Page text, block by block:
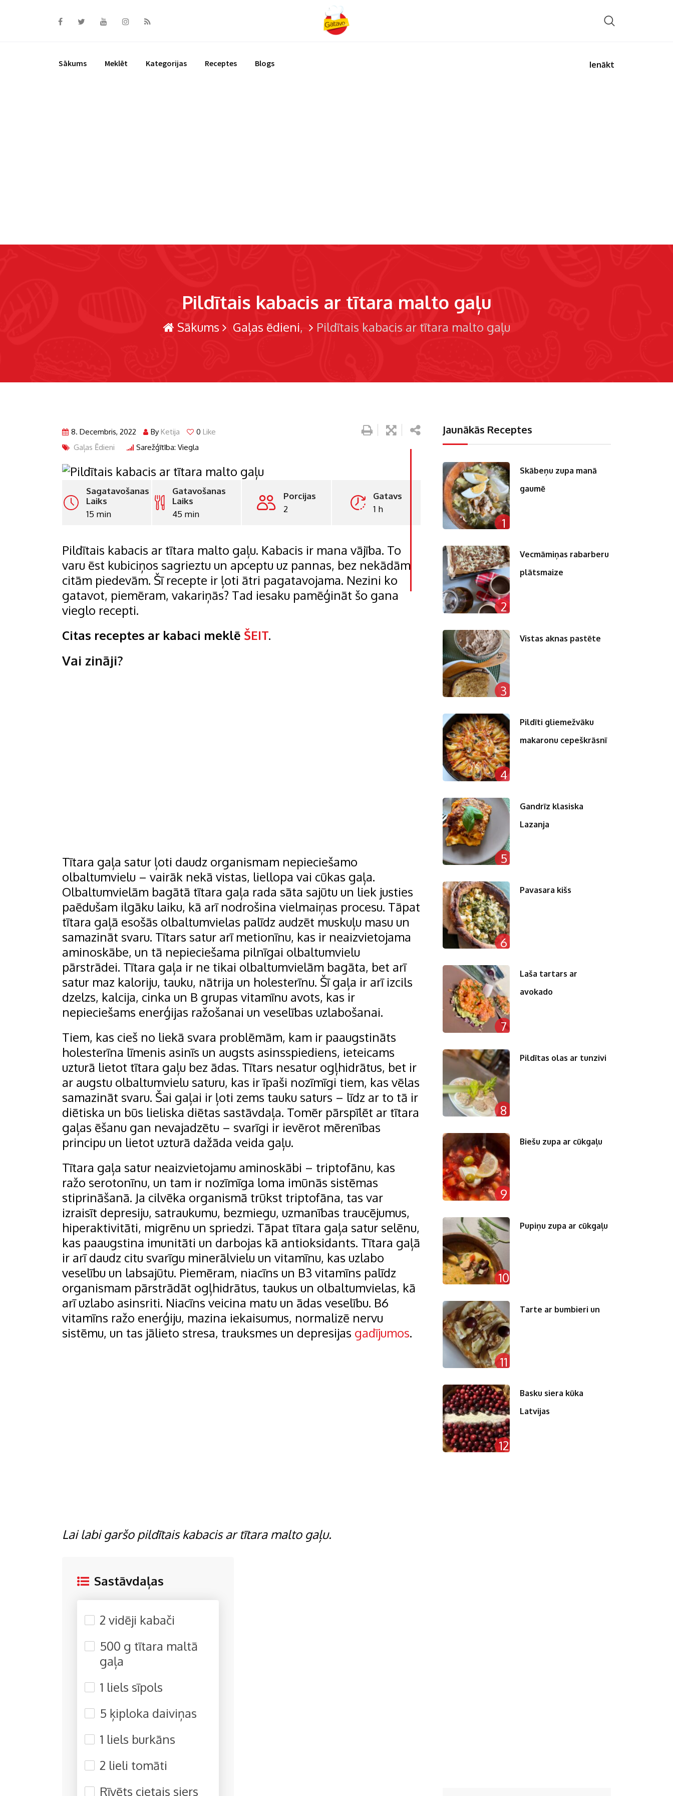
Sākums Meklēt Kategorijas Receptes Blogs Ienākt
Pildītais kabacis ar tītara malto gaļu
Sākums Gaļas ēdieni Pildītais kabacis ar tītara malto gaļu
8. Decembris, 2022 By Ketija 0 Like
Gaļas Ēdieni
Sarežģītība: Viegla
LinkedIn
Whatsapp
Pinterest
Print
Sagatavošanas
Laiks
15 min
Gatavošanas
Laiks
45 min
Porcijas
2
Gatavs
1 h
Pildītais kabacis ar tītara malto gaļu. Kabacis ir mana vājība. To
varu ēst kubiciņos sagrieztu un apceptu uz pannas, bez nekādām
citām piedevām. Šī recepte ir ļoti ātri pagatavojama. Nezini ko
gatavot, piemēram, vakariņās? Tad iesaku pamēģināt šo gana
vieglo recepti.
Citas receptes ar kabaci meklē ŠEIT.
Vai zināji?
Tītara gaļa satur ļoti daudz organismam nepieciešamo
olbaltumvielu – vairāk nekā vistas, liellopa vai cūkas gaļa.
Olbaltumvielām bagātā tītara gaļa rada sāta sajūtu un liek justies
paēdušam ilgāku laiku, kā arī nodrošina vielmaiņas procesu. Tāpat
tītara gaļā esošās olbaltumvielas palīdz audzēt muskuļu masu un
samazināt svaru. Tītars satur arī metionīnu, kas ir neaizvietojama
aminoskābe, un tā nepieciešama pilnīgai olbaltumvielu
pārstrādei. Tītara gaļa ir ne tikai olbaltumvielām bagāta, bet arī
satur maz kaloriju, tauku, nātrija un holesterīnu. Šī gaļa ir arī izcils
dzelzs, kalcija, cinka un B grupas vitamīnu avots, kas ir
nepieciešams enerģijas ražošanai un veselības uzlabošanai.
Tiem, kas cieš no liekā svara problēmām, kam ir paaugstināts
holesterīna līmenis asinīs un augsts asinsspiediens, ieteicams
uzturā lietot tītara gaļu bez ādas. Tītars nesatur ogļhidrātus, bet ir
ar augstu olbaltumvielu saturu, kas ir īpaši nozīmīgi tiem, kas vēlas
samazināt svaru. Šai gaļai ir ļoti zems tauku saturs – līdz ar to tā ir
diētiska un būs lieliska diētas sastāvdaļa. Tomēr pārspīlēt ar tītara
gaļas ēšanu gan nevajadzētu – svarīgi ir ievērot mērenības
principu un lietot uzturā dažāda veida gaļu.
Tītara gaļa satur neaizvietojamu aminoskābi – triptofānu, kas
ražo serotonīnu, un tam ir nozīmīga loma imūnās sistēmas
stiprināšanā. Ja cilvēka organismā trūkst triptofāna, tas var
izraisīt depresiju, satraukumu, bezmiegu, uzmanības traucējumus,
hiperaktivitāti, migrēnu un spriedzi. Tāpat tītara gaļa satur selēnu,
kas paaugstina imunitāti un darbojas kā antioksidants. Tītara gaļā
ir arī daudz citu svarīgu minerālvielu un vitamīnu, kas uzlabo
veselību un labsajūtu. Piemēram, niacīns un B3 vitamīns palīdz
organismam pārstrādāt ogļhidrātus, taukus un olbaltumvielas, kā
arī uzlabo asinsriti. Niacīns veicina matu un ādas veselību. B6
vitamīns ražo enerģiju, mazina iekaisumus, normalizē nervu
sistēmu, un tas jālieto stresa, trauksmes un depresijas gadījumos.
Lai labi garšo pildītais kabacis ar tītara malto gaļu.
Sastāvdaļas
2 vidēji kabači
500 g tītara maltā
gaļa
1 liels sīpols
5 ķiploka daiviņas
1 liels burkāns
2 lieli tomāti
Rīvēts cietais siers
Jaunākās Receptes
1
Skābeņu zupa manā
gaumē
2
Vecmāmiņas rabarberu
plātsmaize
3
Vistas aknas pastēte
4
Pildīti gliemežvāku
makaronu cepeškrāsnī
5
Gandrīz klasiska
Lazanja
6
Pavasara kišs
7
Laša tartars ar
avokado
8
Pildītas olas ar tunzivi
9
Biešu zupa ar cūkgaļu
10
Pupiņu zupa ar cūkgaļu
11
Tarte ar bumbieri un
12
Basku siera kūka
Latvijas